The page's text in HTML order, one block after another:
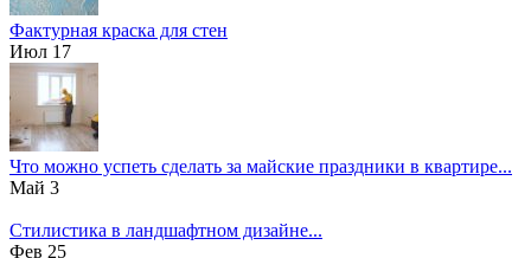
Фактурная краска для стен
Июл 17
Что можно успеть сделать за майские праздники в квартире...
Май 3
Стилистика в ландшафтном дизайне...
Фев 25